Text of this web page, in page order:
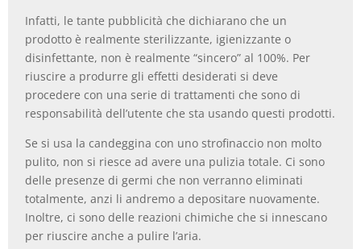
Infatti, le tante pubblicità che dichiarano che un
prodotto è realmente sterilizzante, igienizzante o
disinfettante, non è realmente “sincero” al 100%. Per
riuscire a produrre gli effetti desiderati si deve
procedere con una serie di trattamenti che sono di
responsabilità dell’utente che sta usando questi prodotti.
Se si usa la candeggina con uno strofinaccio non molto
pulito, non si riesce ad avere una pulizia totale. Ci sono
delle presenze di germi che non verranno eliminati
totalmente, anzi li andremo a depositare nuovamente.
Inoltre, ci sono delle reazioni chimiche che si innescano
per riuscire anche a pulire l’aria.